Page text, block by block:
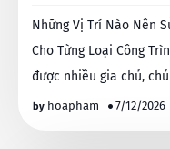
Những Vị Trí Nào Nên
Cho Từng Loại Công Trình Ngói nhựa âm dương ngày
được nhiều gia chủ,
hoapham 7/12/2026